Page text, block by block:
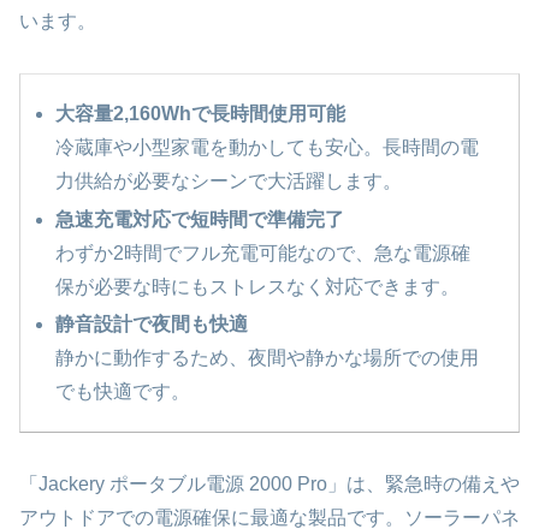
います。
大容量2,160Whで長時間使用可能
冷蔵庫や小型家電を動かしても安心。長時間の電
力供給が必要なシーンで大活躍します。
急速充電対応で短時間で準備完了
わずか2時間でフル充電可能なので、急な電源確
保が必要な時にもストレスなく対応できます。
静音設計で夜間も快適
静かに動作するため、夜間や静かな場所での使用
でも快適です。
「Jackery ポータブル電源 2000 Pro」は、緊急時の備えや
アウトドアでの電源確保に最適な製品です。ソーラーパネ